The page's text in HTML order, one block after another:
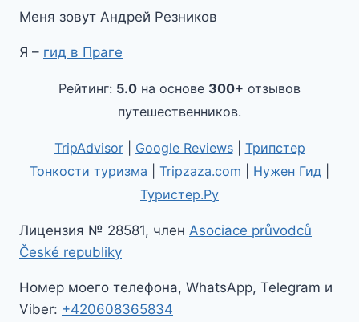
Меня зовут Андрей Резников
Я – гид в Праге
Рейтинг: 5.0 на основе 300+ отзывов
путешественников.
TripAdvisor| Google Reviews| Трипстер
Тонкости туризма
Tripzaza.com Нужен Гид
Туристер.Ру
Лицензия № 28581, член Asociace průvodců
České republiky
Номер моего телефона, WhatsApp, Telegram и
Viber: +420608365834